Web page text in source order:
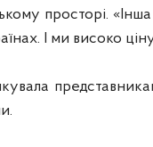
просторі.
І ми високо